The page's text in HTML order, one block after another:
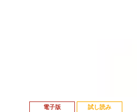
電子版 試し読み